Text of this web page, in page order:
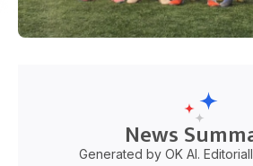
News
Generated by OK AI.